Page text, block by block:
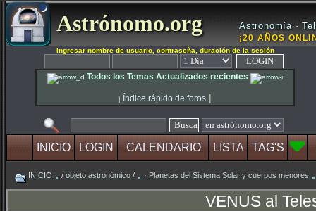
Astrónomo.org Astronomía ·
¡20 AÑOS
Ingresar nombre de usuario, contraseña, duración de la sesión
Todos los Temas Actualizados recientes
| Índice rápido de foros |
INICIO LOGIN CALENDARIO LISTA TAG'S
INICIO / objeto astronómico / · Planetas del Sistema Solar y cuerpos menores
VENUS al